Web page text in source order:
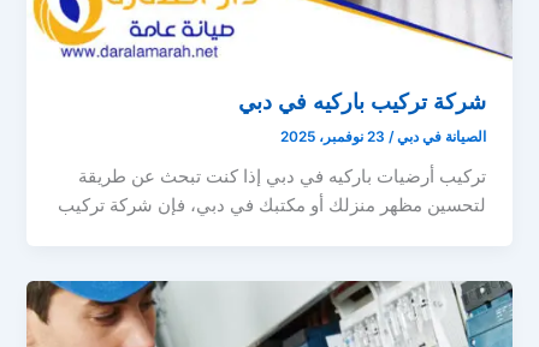
شركة تركيب باركيه في دبي
الصيانة في دبي/ 23 نوفمبر، 2025
تركيب أرضيات باركيه في دبي إذا كنت تبحث عن طريقة
لتحسين مظهر منزلك أو مكتبك في دبي، فإن شركة تركيب